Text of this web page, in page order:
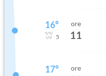
16°
5
ore
11
17° ore